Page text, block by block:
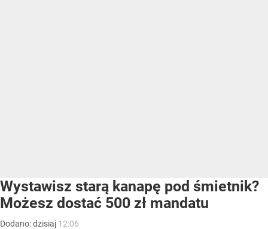
Wystawisz starą kanapę pod śmietnik?
Możesz dostać 500 zł mandatu
Dodano:dzisiaj 12:06